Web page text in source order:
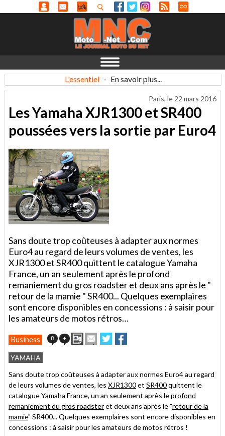
L'essentiel - En savoir plus...
Paris, le 22 mars 2016
Les Yamaha XJR1300 et SR400
poussées vers la sortie par Euro4
Sans doute trop coûteuses à adapter aux normes
Euro4 au regard de leurs volumes de ventes, les
XJR1300 et SR400 quittent le catalogue Yamaha
France, un an seulement après le profond
remaniement du gros roadster et deux ans après le "
retour de la mamie " SR400... Quelques exemplaires
sont encore disponibles en concessions : à saisir pour
les amateurs de motos rétros…
Business 8 + ImprimerEnvoyer
cet
ami
Partager
sur
sur
YAMAHA
Sans doute trop coûteuses à adapter aux normes Euro4 au regard
de leurs volumes de ventes, les XJR1300et SR400quittent le
catalogue Yamaha France, un an seulement après leprofond
remaniement du gros roadsteret deux ans après le "retour de la
mamie" SR400... Quelques exemplaires sont encore disponibles en
concessions : à saisir pour les amateurs de motos rétros !